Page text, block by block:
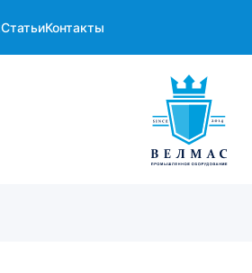
СтатьиКонтакты